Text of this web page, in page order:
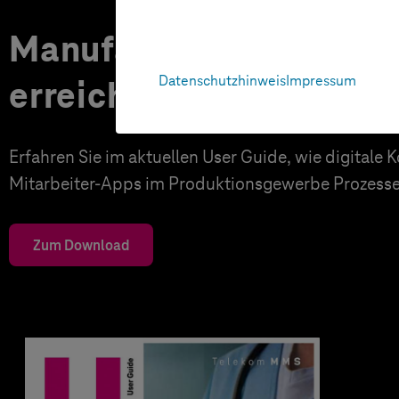
DatenschutzhinweisImpressum
Manufacturing: Den
erreichen
Erfahren Sie im aktuellen User Guide, wie digitale
Mitarbeiter-Apps im Produktionsgewerbe
Zum Download